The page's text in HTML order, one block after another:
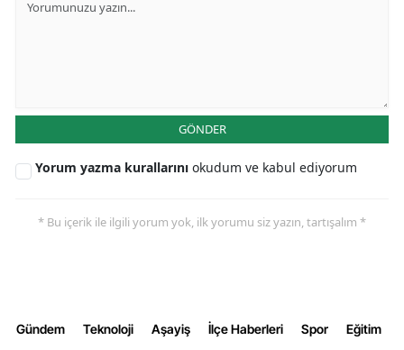
GÖNDER
Yorum yazma kurallarını okudum ve kabul ediyorum
* Bu içerik ile ilgili yorum yok, ilk yorumu siz yazın, tartışalım *
Gündem Teknoloji Aşayiş İlçe Haberleri Spor Eğitim